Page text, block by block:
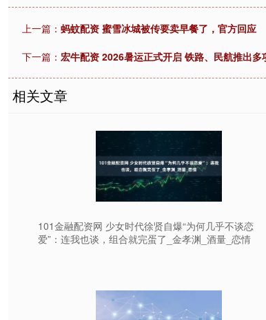
上一篇： 蚂蚊配资 蜜雪冰城被传要卖早餐了，官方回应
下一篇： 宏牛配资 2026暑运正式开启 铁路、民航推出多
相关文章
101金融配资网 少女时代徐贤自爆“为何几乎不谈恋
爱”：连我也谈，组合就完蛋了_金孝渊_酒量_恋情